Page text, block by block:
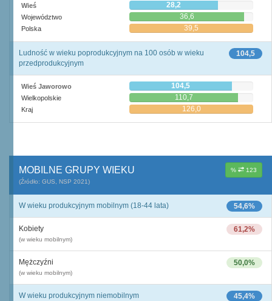
Wieś 28,2
Województwo 36,6
Polska 39,5
104,5
Ludność w wieku poprodukcyjnym na 100 osób w wieku
przedprodukcyjnym
Wieś Jaworowo 104,5
Wielkopolskie 110,7
Kraj 126,0
% 123
MOBILNE GRUPY WIEKU
(Źródło: GUS, NSP 2021)
54,6%
W wieku produkcyjnym mobilnym (18-44 lata)
61,2%
Kobiety
(w wieku mobilnym)
50,0%
Mężczyźni
(w wieku mobilnym)
45,4%
W wieku produkcyjnym niemobilnym